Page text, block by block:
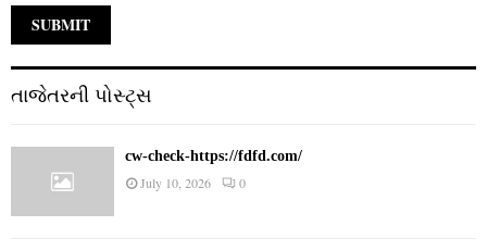
તાજેતરની પોસ્ટ્સ
cw-check-https://fdfd.com/
July 10, 2026 0